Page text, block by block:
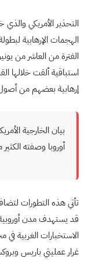
التحذير الأمريكي
الفترة من العاشر من
إرهابية بعضهم من
بيان الخارجية
أوروبا وصفته الكثير
تأتي هذه التطورات
قد يستهدف مدن
الاستخبارات الغربية
غرار عمليتي باريس